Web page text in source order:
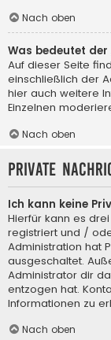
Nach oben
Was bedeutet
Auf dieser Seite
einschließlich der
hier auch weitere
Einzelnen
Nach oben
Private
Ich kann keine
Hierfür kann es
registriert und /
Administration hat
ausgeschaltet.
Administrator dir
entzogen hat.
Informationen zu
Nach oben